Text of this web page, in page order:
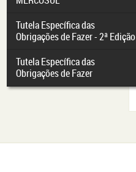
Tutela Específica das
Obrigações de Fazer - 2ª Edição
Tutela Específica das
Obrigações de Fazer